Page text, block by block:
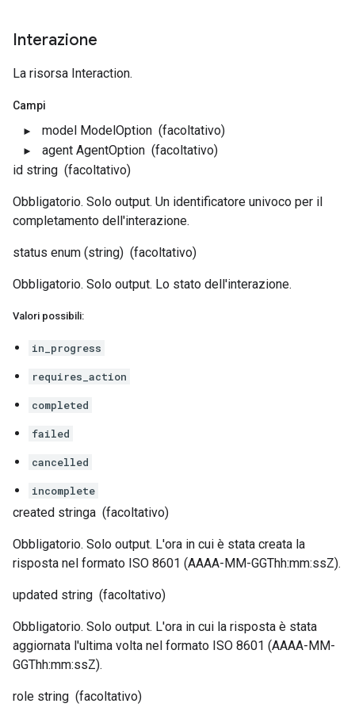
Interazione
La risorsa Interaction.
Campi
model ModelOption (facoltativo)
agent AgentOption (facoltativo)
id string (facoltativo)
Obbligatorio. Solo output. Un identificatore univoco per il
completamento dell'interazione.
status enum (string) (facoltativo)
Obbligatorio. Solo output. Lo stato dell'interazione.
Valori possibili:
in_progress
requires_action
completed
failed
cancelled
incomplete
created stringa (facoltativo)
Obbligatorio. Solo output. L'ora in cui è stata creata la
risposta nel formato ISO 8601 (AAAA-MM-GGThh:mm:ssZ).
updated string (facoltativo)
Obbligatorio. Solo output. L'ora in cui la risposta è stata
aggiornata l'ultima volta nel formato ISO 8601 (AAAA-MM-
GGThh:mm:ssZ).
role string (facoltativo)